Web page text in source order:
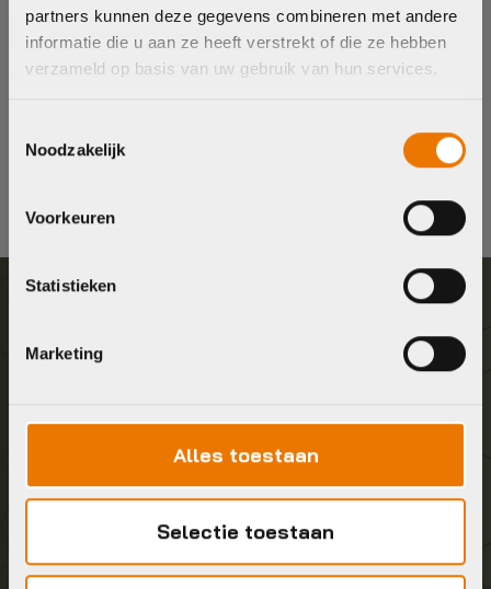
partners kunnen deze gegevens combineren met andere
informatie die u aan ze heeft verstrekt of die ze hebben
verzameld op basis van uw gebruik van hun services.
Noodzakelijk
Voorkeuren
Statistieken
Marketing
Alles toestaan
Selectie toestaan
over de mogelijkheden.
Haal en bezorgservice
Kan ik ook voor een kleine reparatie terecht?
Graag in contact komen?
onderstaande gegevens.
Stuur ons een e-mail
Geef ons een belletje
Van der Linde is vanaf nu BYKE
Ontdek onze nieuwe website en vertrouwde service.
met dezelfde fietsliefde.
Ga naar home